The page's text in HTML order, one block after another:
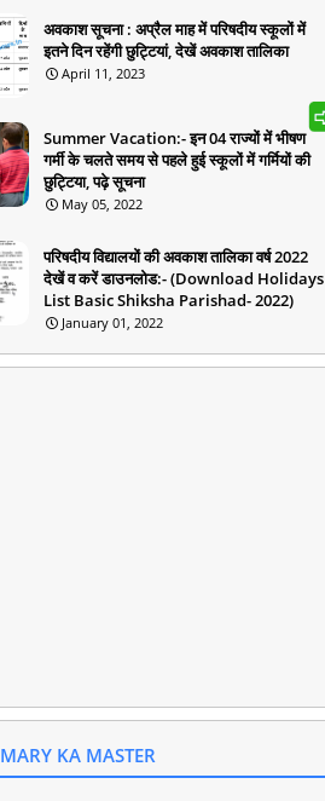
अवकाश सूचना : अप्रैल माह में परिषदीय स्कूलों में
इतने दिन रहेंगी छुट्टियां, देखें अवकाश तालिका
April 11, 2023
Summer Vacation:- इन 04 राज्यों में भीषण
गर्मी के चलते समय से पहले हुई स्कूलों में गर्मियों की
छुट्टिया, पढ़े सूचना
May 05, 2022
परिषदीय विद्यालयों की अवकाश तालिका वर्ष 2022
देखें व करें डाउनलोड:- (Download Holidays
List Basic Shiksha Parishad- 2022)
January 01, 2022
KA MASTER